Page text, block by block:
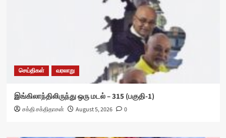
செய்திகள் வரலாறு
இங்கிலாந்திலிருந்து ஒரு மடல் – 315 (பகுதி-1)
சக்தி சக்திதாசன் August 5, 2026 0